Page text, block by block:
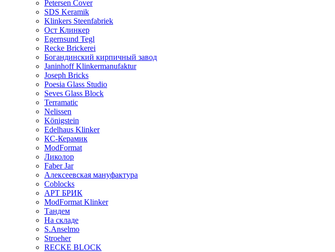
Petersen Cover
SDS Keramik
Klinkers Steenfabriek
Ост Клинкер
Egernsund Tegl
Recke Brickerei
Богандинский кирпичный завод
Janinhoff Klinkermanufaktur
Joseph Bricks
Poesia Glass Studio
Seves Glass Block
Terramatic
Nelissen
Königstein
Edelhaus Klinker
КС-Керамик
ModFormat
Ликолор
Faber Jar
Алексеевская мануфактура
Coblocks
АРТ БРИК
ModFormat Klinker
Тандем
На складе
S.Anselmo
Stroeher
RECKE BLOCK